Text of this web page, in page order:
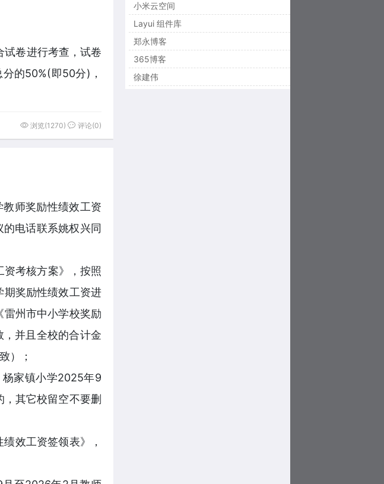
试卷进行考查，试卷
的50%(即50分)，
浏览(1270) 评论(0)
师奖励性绩效工资
电话联系姚权兴同
考核方案》，按照
期奖励性绩效工资进
州市中小学校奖励
，并且全校的合计金
）；
杨家镇小学2025年9
其它校留空不要删
效工资签领表》，
小米云空间
Layui 组件库
郑永博客
365博客
徐建伟